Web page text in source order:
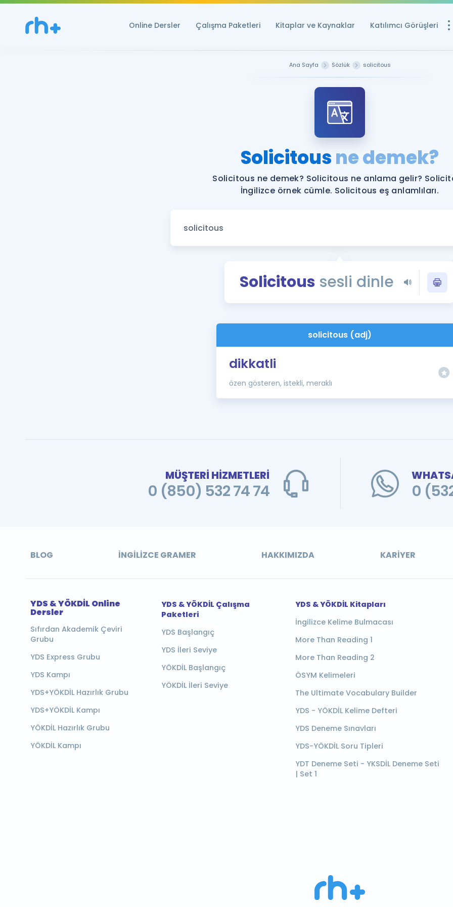
Online Dersler Çalışma Paketleri Kitaplar ve Kaynaklar Katılımcı Görüşleri
YDS ve YÖKDİL
YDS ve YÖKDİL'e
Tüm ÖSYM
YDS - YÖKDİL
İngilizce Gramer
Ana Sayfa Sözlük solicitous
Solicitousne demek?
Solicitous ne demek? Solicitous ne anlama gelir?
İngilizce örnek cümle. Solicitous eş anlamlıları.
Solicitous sesli dinle
solicitous (adj)
dikkatli
özen gösteren, istekli, meraklı
MÜŞTERİ HİZMETLERİ
0 (850) 532 74 74 0
BLOG İNGILIZCE GRAMER HAKKIMIZDA KARIYER
YDS & YÖKDİL Online
Dersler
Sıfırdan Akademik Çeviri
Grubu
YDS Express Grubu
YDS Kampı
YDS+YÖKDİL Hazırlık Grubu
YDS+YÖKDİL Kampı
YÖKDİL Hazırlık Grubu
YÖKDİL Kampı
YDS & YÖKDİL Çalışma
Paketleri
YDS Başlangıç
YDS İleri Seviye
YÖKDİL Başlangıç
YÖKDİL İleri Seviye
YDS & YÖKDİL Kitapları
İngilizce Kelime Bulmacası
More Than Reading 1
More Than Reading 2
ÖSYM Kelimeleri
The Ultimate Vocabulary Builder
YDS - YÖKDİL Kelime Defteri
YDS Deneme Sınavları
YDS-YÖKDİL Soru Tipleri
YDT Deneme Seti - YKSDİL Deneme Seti
| Set 1